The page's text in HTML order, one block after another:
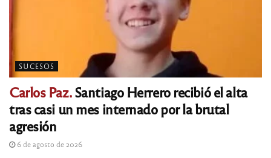
SUCESOS
Carlos Paz.Santiago Herrero recibió el alta
tras casi un mes internado por la brutal
agresión
6 de agosto de 2026